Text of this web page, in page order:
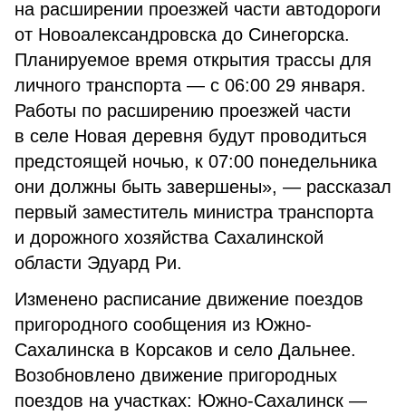
на расширении проезжей части автодороги
от Новоалександровска до Синегорска.
Планируемое время открытия трассы для
личного транспорта — с 06:00 29 января.
Работы по расширению проезжей части
в селе Новая деревня будут проводиться
предстоящей ночью, к 07:00 понедельника
они должны быть завершены», — рассказал
первый заместитель министра транспорта
и дорожного хозяйства Сахалинской
области Эдуард Ри.
Изменено расписание движение поездов
пригородного сообщения из Южно-
Сахалинска в Корсаков и село Дальнее.
Возобновлено движение пригородных
поездов на участках: Южно-Сахалинск —